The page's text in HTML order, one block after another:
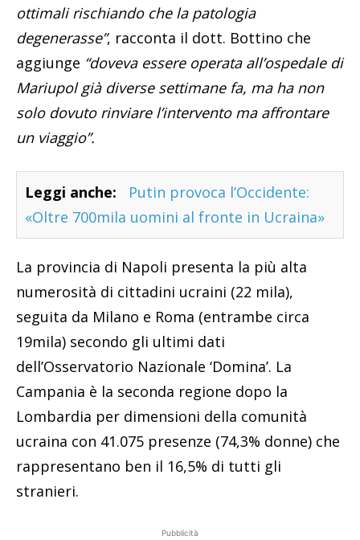
ottimali rischiando che la patologia
degenerasse”, racconta il dott. Bottino che
aggiunge “doveva essere operata all’ospedale di
Mariupol già diverse settimane fa, ma ha non
solo dovuto rinviare l’intervento ma affrontare
un viaggio”.
Leggi anche:
Putin provoca l’Occidente:
«Oltre 700mila uomini al fronte in Ucraina»
La provincia di Napoli presenta la più alta
numerosità di cittadini ucraini (22 mila),
seguita da Milano e Roma (entrambe circa
19mila) secondo gli ultimi dati
dell’Osservatorio Nazionale ‘Domina’. La
Campania è la seconda regione dopo la
Lombardia per dimensioni della comunità
ucraina con 41.075 presenze (74,3% donne) che
rappresentano ben il 16,5% di tutti gli
stranieri.
Pubblicità